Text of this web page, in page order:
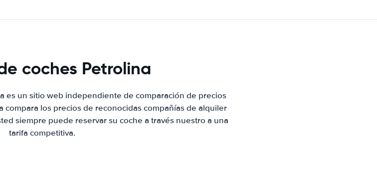
coches Petrolina
es un sitio web independiente de comparación de precios
compara los precios de reconocidas compañías de alquiler
siempre puede reservar su coche a través nuestro a una
tarifa competitiva.